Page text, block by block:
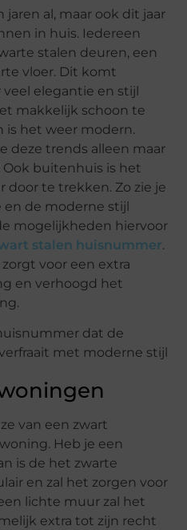
al, maar ook dit jaar
in huis. Iedereen
stalen deuren, een
vloer. Dit komt
elegantie en stijl
makkelijk schoon te
is het weer modern.
deze trends alleen maar
buitenhuis is het
door te trekken. Zo zie je
de moderne stijl
mogelijkheden hiervoor
stalen huisnummer.
voor een extra
en verhoogd het
van een zwart
Heb je een
is de het zwarte
en zal het zorgen voor
lichte muur zal het
extra tot zijn recht